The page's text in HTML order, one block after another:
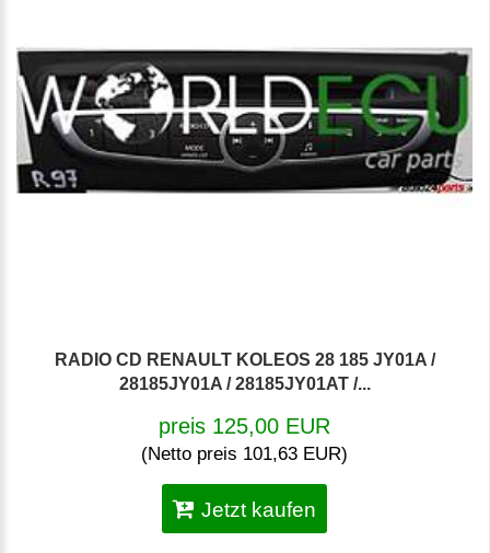
RADIO CD RENAULT KOLEOS 28 185 JY01A /
28185JY01A / 28185JY01AT /...
preis 125,00 EUR
(Netto preis 101,63 EUR)
Jetzt kaufen